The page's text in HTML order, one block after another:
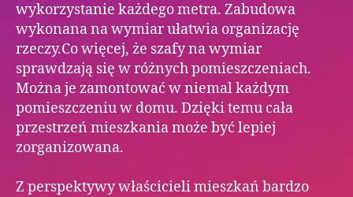
wykorzystanie każdego metra. Zabudowa
wykonana na wymiar ułatwia organizację
rzeczy.Co więcej, że szafy na wymiar
sprawdzają się w różnych pomieszczeniach.
Można je zamontować w niemal każdym
pomieszczeniu w domu. Dzięki temu cała
przestrzeń mieszkania może być lepiej
zorganizowana.
Z perspektywy właścicieli mieszkań bardzo